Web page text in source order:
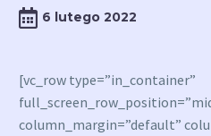
6 lutego 2022
[vc_row type=”in_container”
column_margin=”default”